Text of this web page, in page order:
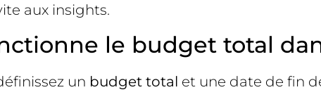
aux insights.
le budget total
un budget total et une date de fin